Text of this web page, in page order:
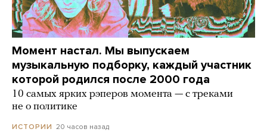
Момент настал. Мы выпускаем
музыкальную подборку, каждый участник
которой родился после 2000 года
10 самых ярких рэперов момента — с треками
не о политике
ИСТОРИИ 20 часов назад